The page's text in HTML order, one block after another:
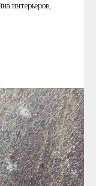
интерьеров,